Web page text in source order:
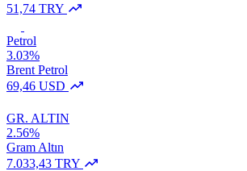
51,74 TRY
Petrol
3.03%
Brent Petrol
69,46 USD
GR. ALTIN
2.56%
Gram Altın
7.033,43 TRY